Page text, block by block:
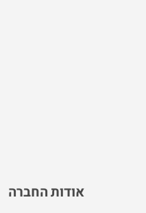
אודות החברה